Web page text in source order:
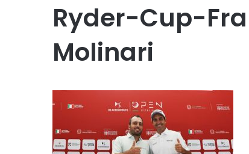
Ryder-Cup-
Molinari